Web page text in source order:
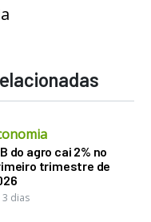
do agro cai 2% no
trimestre de
3 dias